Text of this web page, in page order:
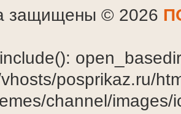
защищены © 2026
posprikaz.ru/
channel/